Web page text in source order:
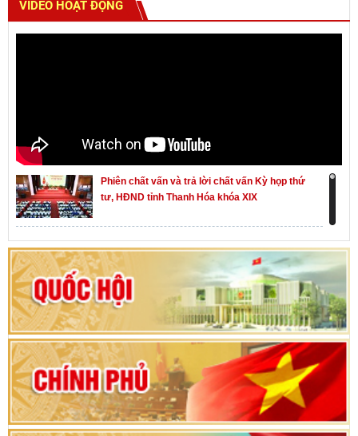
VIDEO HOẠT ĐỘNG
Phiên chất vấn và trả lời chất vấn Kỳ họp thứ
tư, HĐND tỉnh Thanh Hóa khóa XIX
Khai mạc kỳ họp thứ Nhất, Quốc hội khóa XVI
Hướng dẫn quy trình bỏ phiếu bầu cử ĐBQH
khoá XVI và đại biểu HĐND các cấp nhiệm kỳ
2026-2031
80 năm Quốc hội Việt Nam: vì lợi ích Nhân dân,
vì sự phát triển của đất nước
Bộ Chính trị duyệt nội dung Đại hội đại biểu